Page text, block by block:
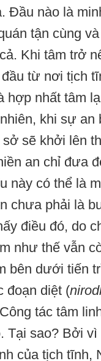
Đầu nào là
tận cùng
Khi tâm trở
từ nơi tịch
hợp nhất tâm
khi sự an
sẽ khởi lên
an chỉ đưa
này có thể là
chưa phải là
điều đó, do
như thế vẫn
bên dưới tiến
đoạn diệt (
tác tâm
Tại sao? Bởi vì
của tịch tĩnh,